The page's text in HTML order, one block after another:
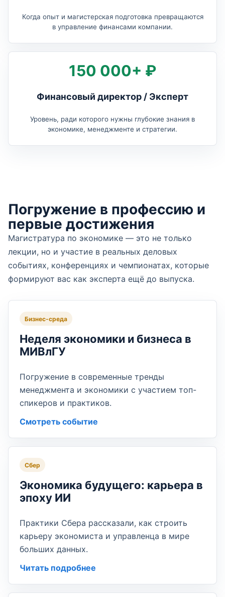
Когда опыт и магистерская подготовка превращаются
в управление финансами компании.
150 000+ ₽
Финансовый директор / Эксперт
Уровень, ради которого нужны глубокие знания в
экономике, менеджменте и стратегии.
Погружение в профессию и
первые достижения
Магистратура по экономике — это не только
лекции, но и участие в реальных деловых
событиях, конференциях и чемпионатах, которые
формируют вас как эксперта ещё до выпуска.
Бизнес-среда
Неделя экономики и бизнеса в
МИВлГУ
Погружение в современные тренды
менеджмента и экономики с участием топ-
спикеров и практиков.
Смотреть событие
Сбер
Экономика будущего: карьера в
эпоху ИИ
Практики Сбера рассказали, как строить
карьеру экономиста и управленца в мире
больших данных.
Читать подробнее